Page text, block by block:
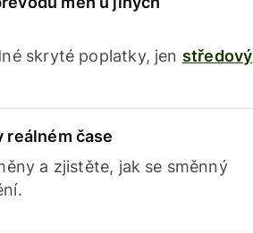
skryté poplatky, jen středový
reálném čase
a zjistěte, jak se směnný